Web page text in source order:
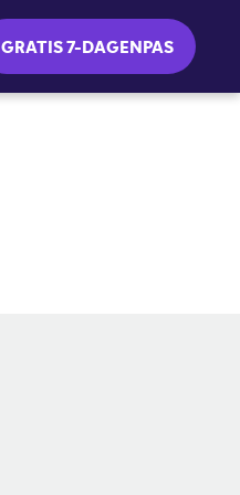
GRATIS 7-DAGENPAS